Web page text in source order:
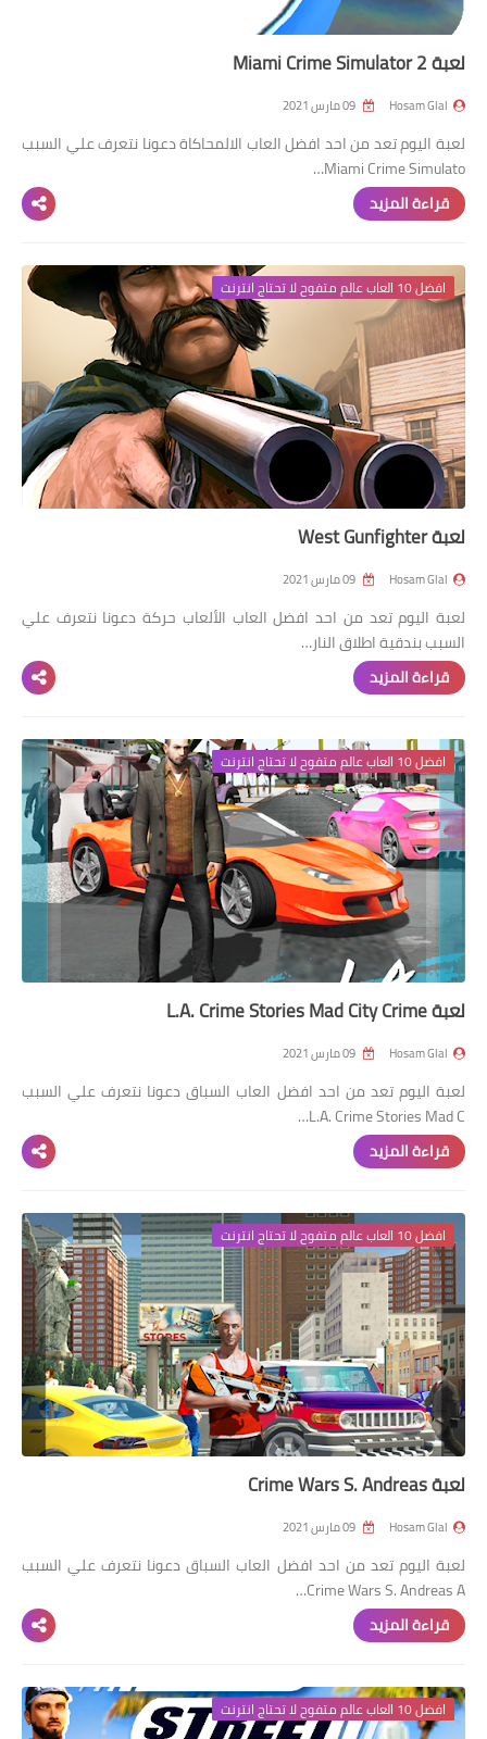
لعبة Miami Crime Simulator 2
Hosam Glal
لعبة اليوم تعد من احد افضل العاب الالمحاكاة دعونا نتعرف علي السبب
Miami Crime Simulato…
قراءة المزيد
افضل 10 العاب عالم متفوح لا تحتاج انترنت
لعبة West Gunfighter
Hosam Glal
لعبة اليوم تعد من احد افضل العاب الألعاب حركة دعونا نتعرف علي
السبب بندقية اطلاق النار…
قراءة المزيد
افضل 10 العاب عالم متفوح لا تحتاج انترنت
لعبة L.A. Crime Stories Mad City Crime
Hosam Glal
لعبة اليوم تعد من احد افضل العاب السباق دعونا نتعرف علي السبب
L.A. Crime Stories Mad C…
قراءة المزيد
افضل 10 العاب عالم متفوح لا تحتاج انترنت
لعبة Crime Wars S. Andreas
Hosam Glal
لعبة اليوم تعد من احد افضل العاب السباق دعونا نتعرف علي السبب
Crime Wars S. Andreas A…
قراءة المزيد
افضل 10 العاب عالم متفوح لا تحتاج انترنت